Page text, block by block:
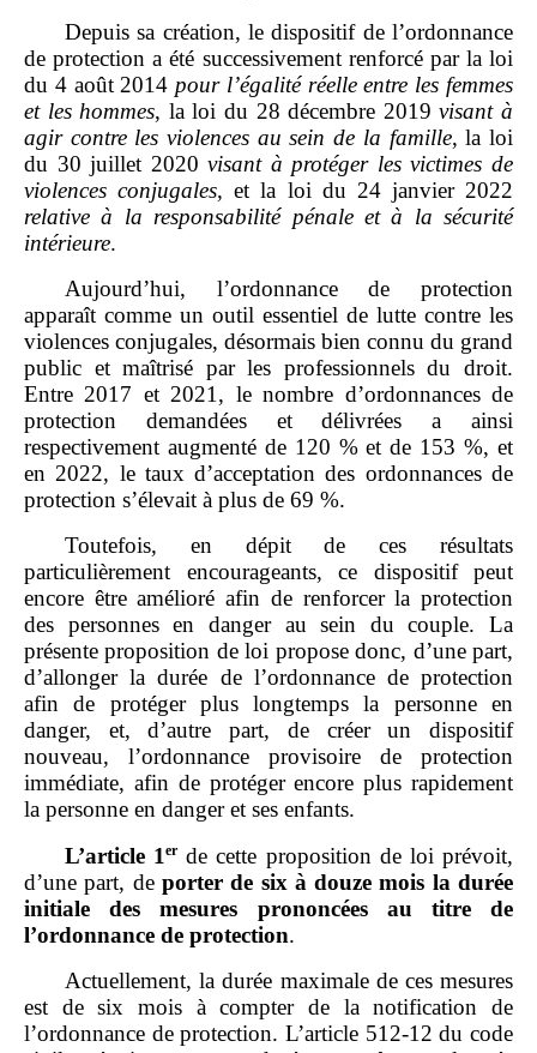
Depuis sa création, le dispositif de l’ordonnance
de protection a été successivement renforcé par la loi
du 4 août 2014 pour l’égalité réelle entre les femmes
et les hommes, la loi du 28 décembre 2019visant à
agir contre les violences au sein de la famille, la loi
du 30 juillet 2020visant à protéger les victimes de
violences conjugales, et la loi du 24 janvier 2022
relative à la responsabilité pénale et à la sécurité
intérieure.
Aujourd’hui, l’ordonnance de protection
apparaît comme un outil essentiel de lutte contre les
violences conjugales, désormais bien connu du grand
public et maîtrisé par les professionnels du droit.
Entre 2017 et 2021, le nombre d’ordonnances de
protection demandées et délivrées a ainsi
respectivement augmenté de 120 % et de 153 %, et
en 2022, le taux d’acceptation des ordonnances de
protection s’élevait à plus de 69 %.
Toutefois, en dépit de ces résultats
particulièrement encourageants, ce dispositif peut
encore être amélioré afin de renforcer la protection
des personnes en danger au sein du couple. La
présente proposition de loi propose donc, d’une part,
d’allonger la durée de l’ordonnance de protection
afin de protéger plus longtemps la personne en
danger, et, d’autre part, de créer un dispositif
nouveau, l’ordonnance provisoire de protection
immédiate, afin de protéger encore plus rapidement
la personne en danger et ses enfants.
L’article 1er de cette proposition de loi prévoit,
d’une part, de porter de six à douze mois la durée
initiale des mesures prononcées au titre de
l’ordonnance de protection.
Actuellement, la durée maximale de ces mesures
est de six mois à compter de la notification de
l’ordonnance de protection. L’article 512‑12 du code